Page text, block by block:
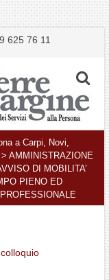
625 76 11
a Carpi, Novi,
AMMINISTRAZIONE
DI MOBILITA’
PIENO ED